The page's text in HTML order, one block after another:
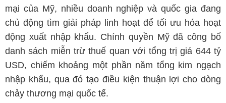
mại của Mỹ, nhiều doanh nghiệp và quốc gia đang
chủ động tìm giải pháp linh hoạt để tối ưu hóa hoạt
động xuất nhập khẩu. Chính quyền Mỹ đã công bố
danh sách miễn trừ thuế quan với tổng trị giá 644 tỷ
USD, chiếm khoảng một phần năm tổng kim ngạch
nhập khẩu, qua đó tạo điều kiện thuận lợi cho dòng
chảy thương mại quốc tế.